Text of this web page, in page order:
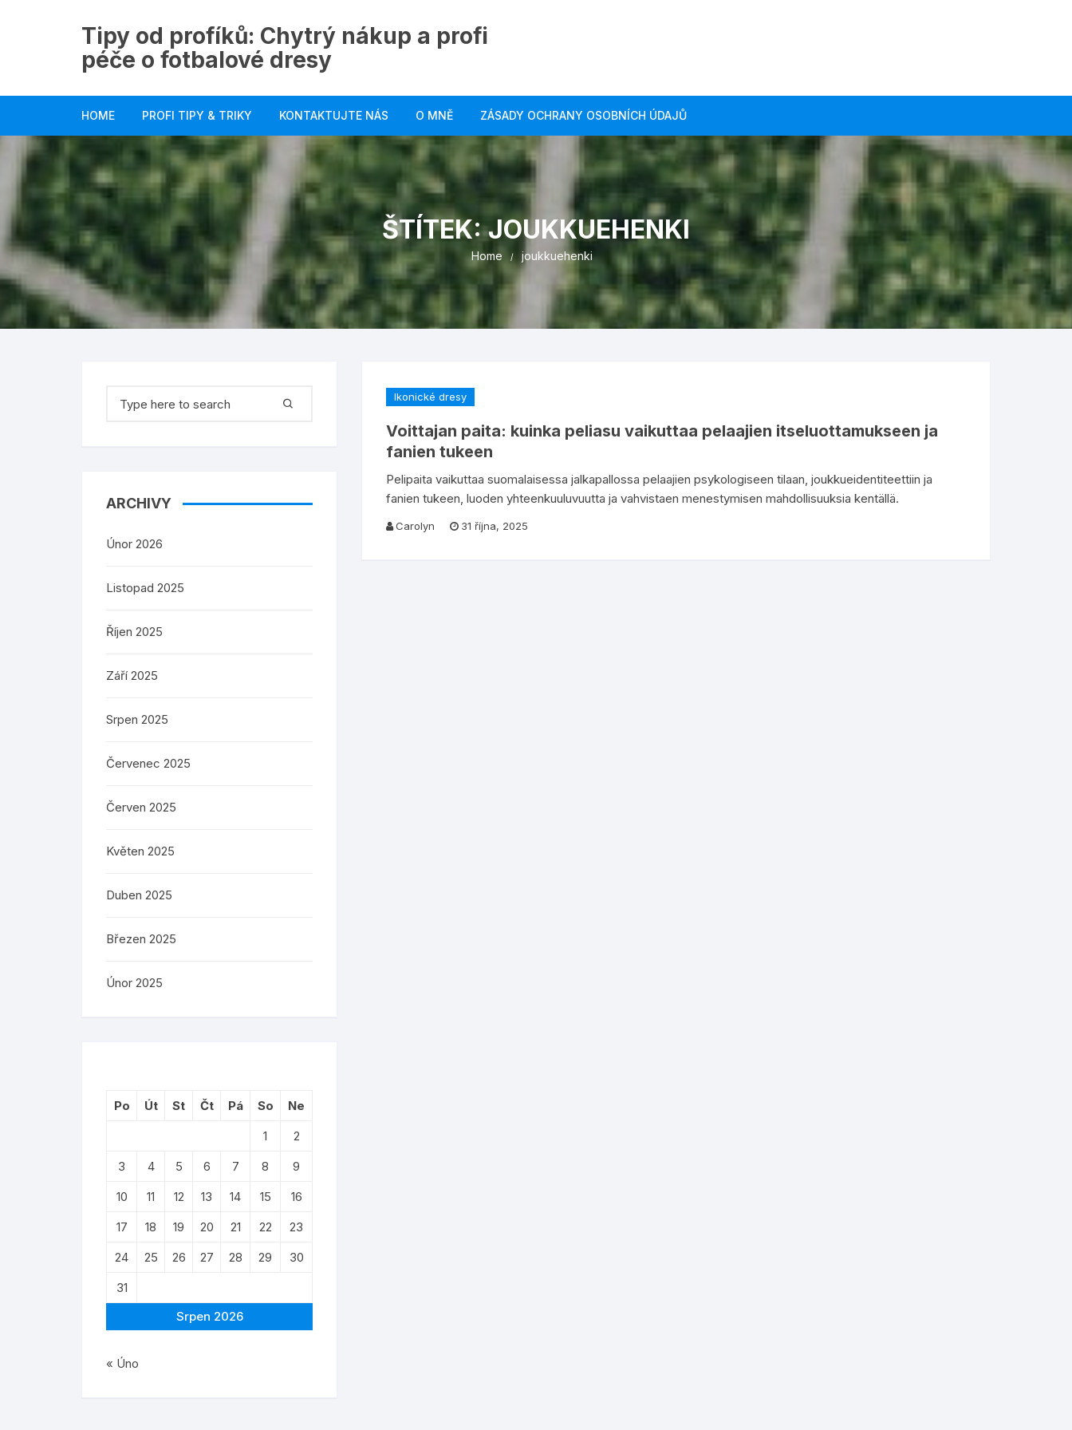
Tipy od profíků: Chytrý nákup a profi
péče o fotbalové dresy
HOME PROFI TIPY & TRIKY KONTAKTUJTE NÁS O MNĚ ZÁSADY OCHRANY OSOBNÍCH ÚDAJŮ
ŠTÍTEK:JOUKKUEHENKI
Home joukkuehenki
Ikonické dresy
Voittajan paita: kuinka peliasu vaikuttaa pelaajien itseluottamukseen ja
fanien tukeen
Pelipaita vaikuttaa suomalaisessa jalkapallossa pelaajien psykologiseen tilaan, joukkueidentiteettiin ja
fanien tukeen, luoden yhteenkuuluvuutta ja vahvistaen menestymisen mahdollisuuksia kentällä.
Carolyn 31 října, 2025
for:
ARCHIVY
Únor 2026
Listopad 2025
Říjen 2025
Září 2025
Srpen 2025
Červenec 2025
Červen 2025
Květen 2025
Duben 2025
Březen 2025
Únor 2025
Srpen 2026
Po Út St Čt Pá So
Ne
1
2
3
4 5 6 7 8
9
10
11 12 13 14 15
16
17
18 19 20 21 22
23
24
25 26 27 28 29
30
31
« Úno